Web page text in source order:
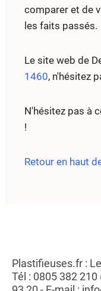
comparer et de
les faits passés.
Le site web de
1460, n'hésitez
N'hésitez pas à
!
Retour en haut
Plastifieuses.fr :
Tél : 0805 382